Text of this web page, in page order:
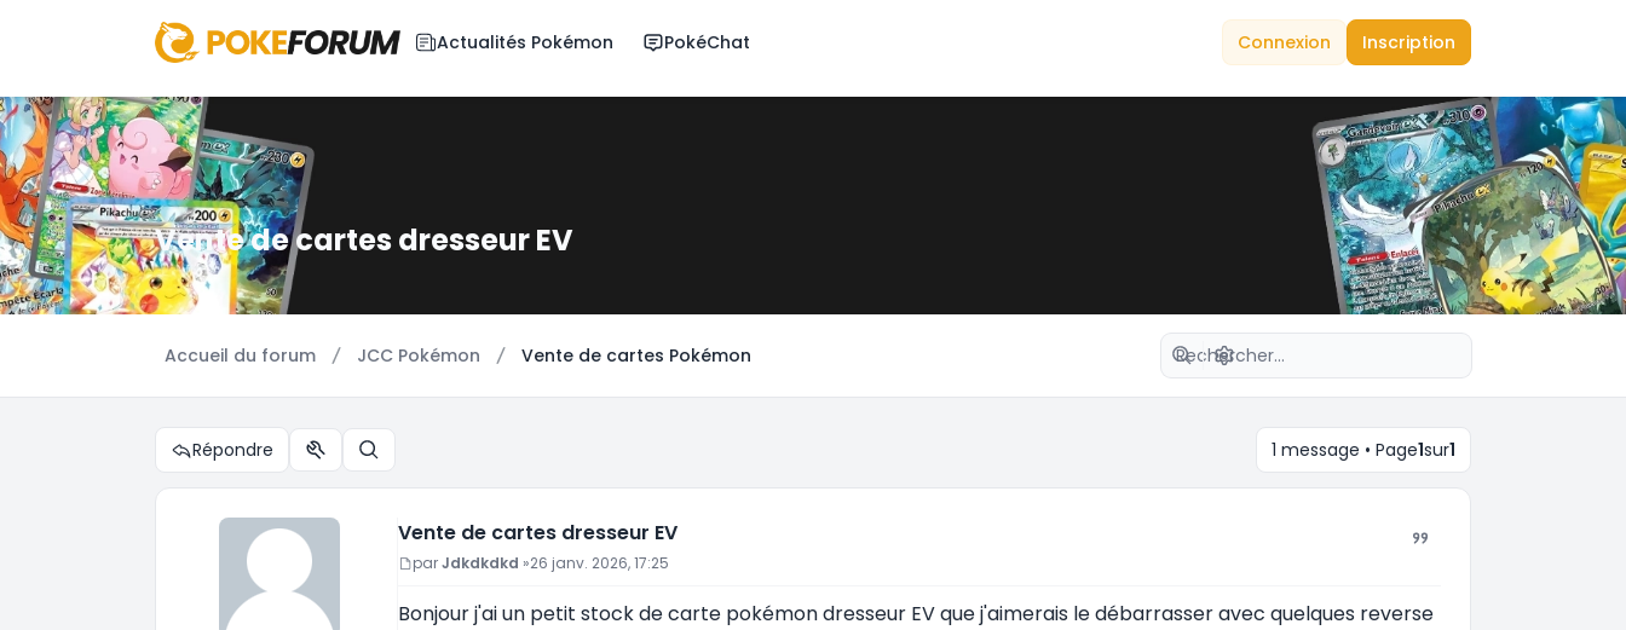
Actualités Pokémon PokéChat Connexion Inscription
Vente de cartes dresseur EV
Accueil du forum JCC Pokémon Vente de cartes Pokémon Recherche avancée
Répondre Outils du sujet
Rechercher 1 message • Page1sur1
Vente de cartes dresseur EV
Message
parJdkdkdkd »26 janv. 2026, 17:25
Bonjour j'ai un petit stock de carte pokémon dresseur EV que j'aimerais le débarrasser avec quelques reverse